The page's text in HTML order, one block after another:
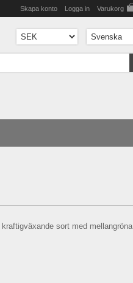
Skapa konto Logga in Varukorg
sort med mellangröna